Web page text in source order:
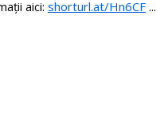
aici: shorturl.at/Hn6CF ...